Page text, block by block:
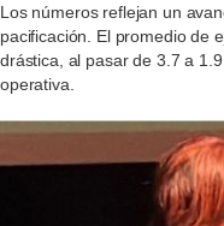
Los números reflejan un
pacificación. El promedio de
drástica, al pasar de 3.7 a
operativa.